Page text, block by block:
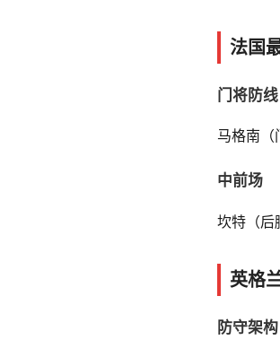
法国
门将防线
马格南（
中前场
坎特（后
英格
防守架构